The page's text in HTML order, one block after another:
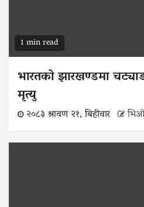
1 min read
भारतको झारखण्डमा
मृत्यु
२०८३ श्रावण २१, बिहीवार